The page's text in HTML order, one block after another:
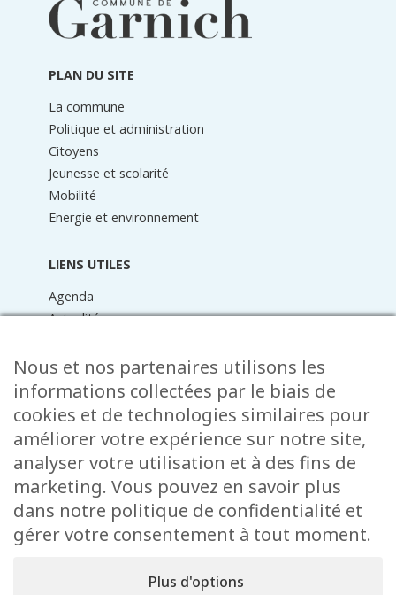
PLAN DU SITE
La commune
Politique et administration
Citoyens
Jeunesse et scolarité
Mobilité
Energie et environnement
LIENS UTILES
Agenda
Actualités
Raider online
Formulaires
Faq
Contact
CONTACT
15 Rue de l’École
L-8353 Garnich
Nous et nos partenaires utilisons les
informations collectées par le biais de
cookies et de technologies similaires pour
améliorer votre expérience sur notre site,
analyser votre utilisation et à des fins de
marketing. Vous pouvez en savoir plus
dans notre politique de confidentialité et
gérer votre consentement à tout moment.
Plus d'options